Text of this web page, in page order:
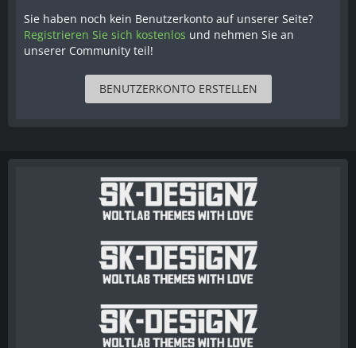
Sie haben noch kein Benutzerkonto auf unserer Seite?
Registrieren Sie sich kostenlos und nehmen Sie an
unserer Community teil!
BENUTZERKONTO ERSTELLEN